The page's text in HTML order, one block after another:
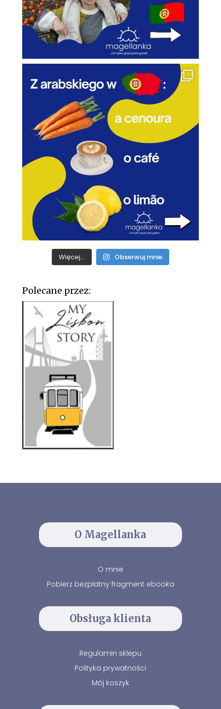
Więcej... Obserwuj mnie
Polecane przez:
O Magellanka
O mnie
Pobierz bezpłatny fragment ebooka
Obsługa klienta
Regulamin sklepu
Polityka prywatności
Mój koszyk